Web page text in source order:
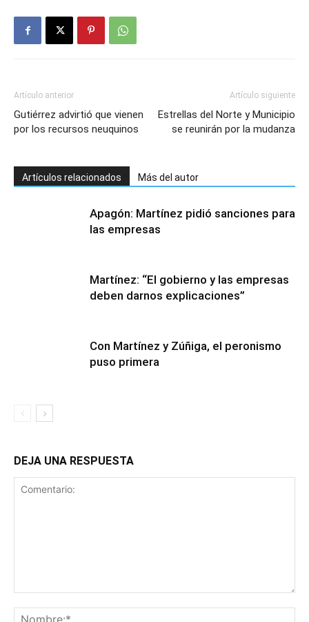
Artículo anterior
Gutiérrez advirtió que vienen
por los recursos neuquinos
Artículo siguiente
Estrellas del Norte y Municipio
se reunirán por la mudanza
Artículos relacionados Más del autor
Apagón: Martínez pidió sanciones para
las empresas
Martínez: “El gobierno y las empresas
deben darnos explicaciones”
Con Martínez y Zúñiga, el peronismo
puso primera
DEJA UNA RESPUESTA